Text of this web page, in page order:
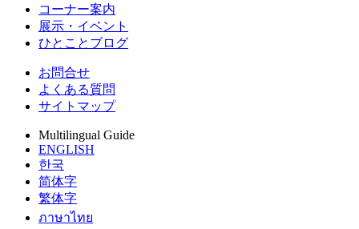
コーナー案内
展示・イベント
ひとことブログ
お問合せ
よくある質問
サイトマップ
Multilingual Guide
ENGLISH
한국
简体字
繁体字
ภาษาไทย